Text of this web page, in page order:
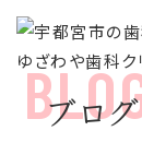
ブログ